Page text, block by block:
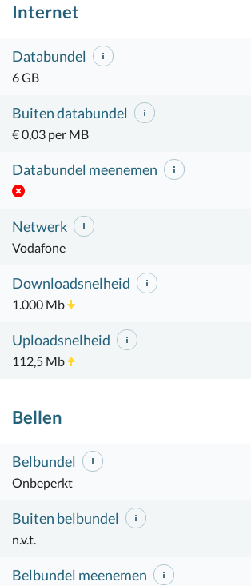
Internet
Databundel
6 GB
Buiten databundel
€ 0,03 per MB
Databundel meenemen
Netwerk
Vodafone
Downloadsnelheid
1.000 Mb
Uploadsnelheid
112,5 Mb
Bellen
Belbundel
Onbeperkt
Buiten belbundel
n.v.t.
Belbundel meenemen